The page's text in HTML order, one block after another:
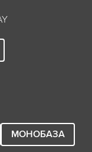
МОНОБАЗА